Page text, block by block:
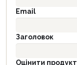
Email
Заголовок
Оцінити продукт